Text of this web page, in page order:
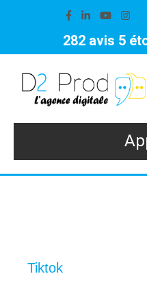
282 avis 5
Tiktok